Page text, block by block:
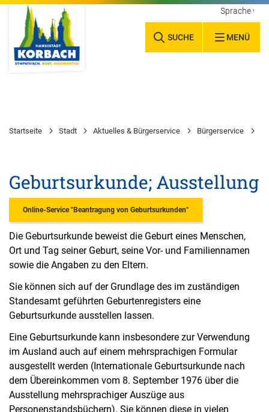
SUCHE MENÜ
Sprache
Startseite Stadt Aktuelles & Bürgerservice Bürgerservice
Geburtsurkunde; Ausstellung
Online-Service "Beantragung von Geburtsurkunden"
Die Geburtsurkunde beweist die Geburt eines Menschen,
Ort und Tag seiner Geburt, seine Vor- und Familiennamen
sowie die Angaben zu den Eltern.
Sie können sich auf der Grundlage des im zuständigen
Standesamt geführten Geburtenregisters eine
Geburtsurkunde ausstellen lassen.
Eine Geburtsurkunde kann insbesondere zur Verwendung
im Ausland auch auf einem mehrsprachigen Formular
ausgestellt werden (Internationale Geburtsurkunde nach
dem Übereinkommen vom 8. September 1976 über die
Ausstellung mehrsprachiger Auszüge aus
Personenstandsbüchern). Sie können diese in vielen